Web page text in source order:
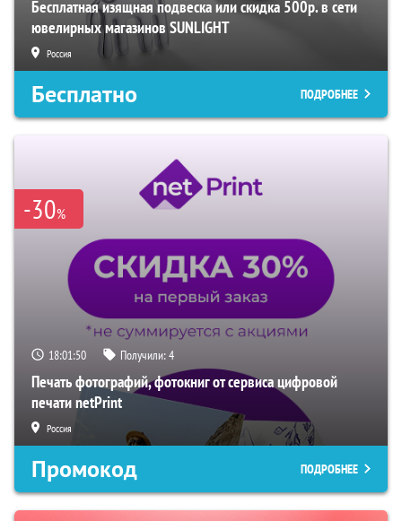
Бесплатная изящная подвеска или скидка 500р. в сети
ювелирных магазинов SUNLIGHT
Россия
Бесплатно ПОДРОБНЕЕ
-30%
18:01:49 Получили:4
Печать фотографий, фотокниг от сервиса цифровой
печати netPrint
Россия
Промокод ПОДРОБНЕЕ